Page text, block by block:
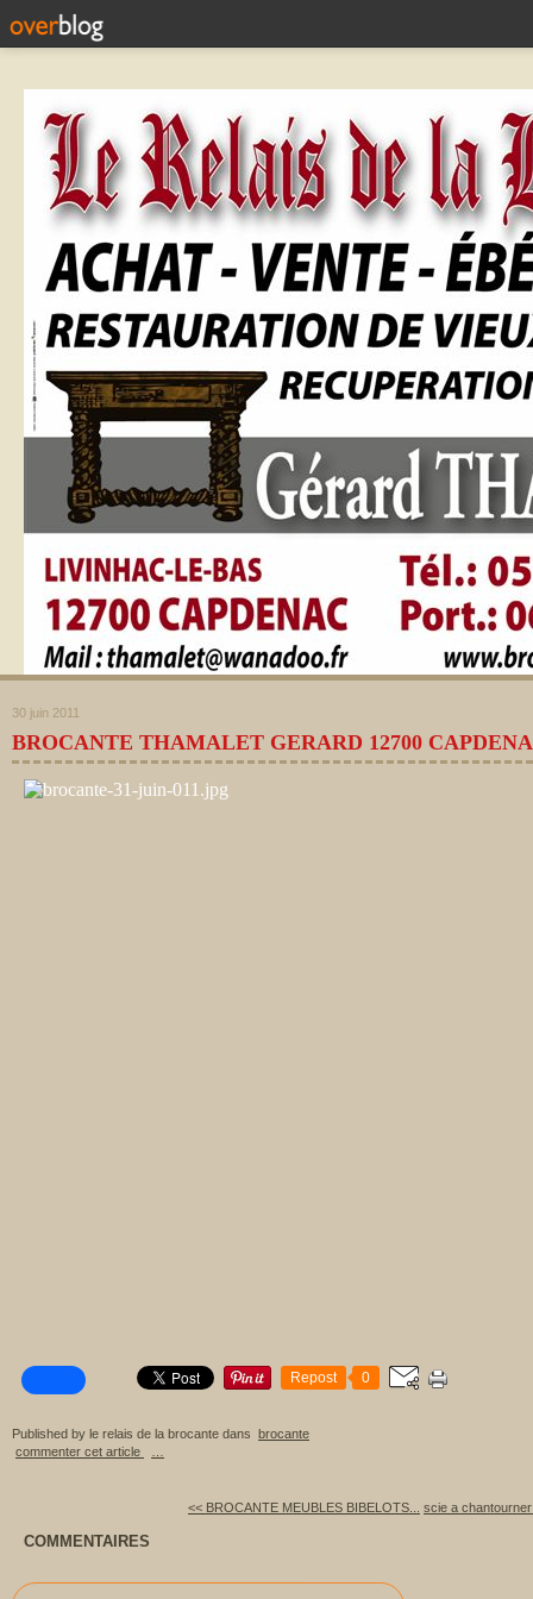
30 juin 2011
BROCANTE THAMALET GERARD 12700
Repost 0
Published by le relais de la brocante dans brocante
commenter cet article
<< BROCANTE MEUBLES BIBELOTS... scie a chantourner
COMMENTAIRES